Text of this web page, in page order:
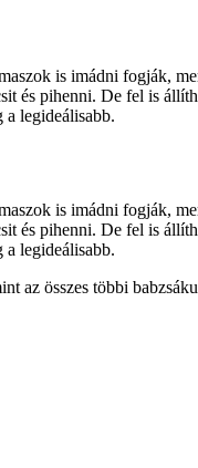
is imádni fogják,
és pihenni. De fel is
legideálisabb.
is imádni fogják,
és pihenni. De fel is
legideálisabb.
az összes többi